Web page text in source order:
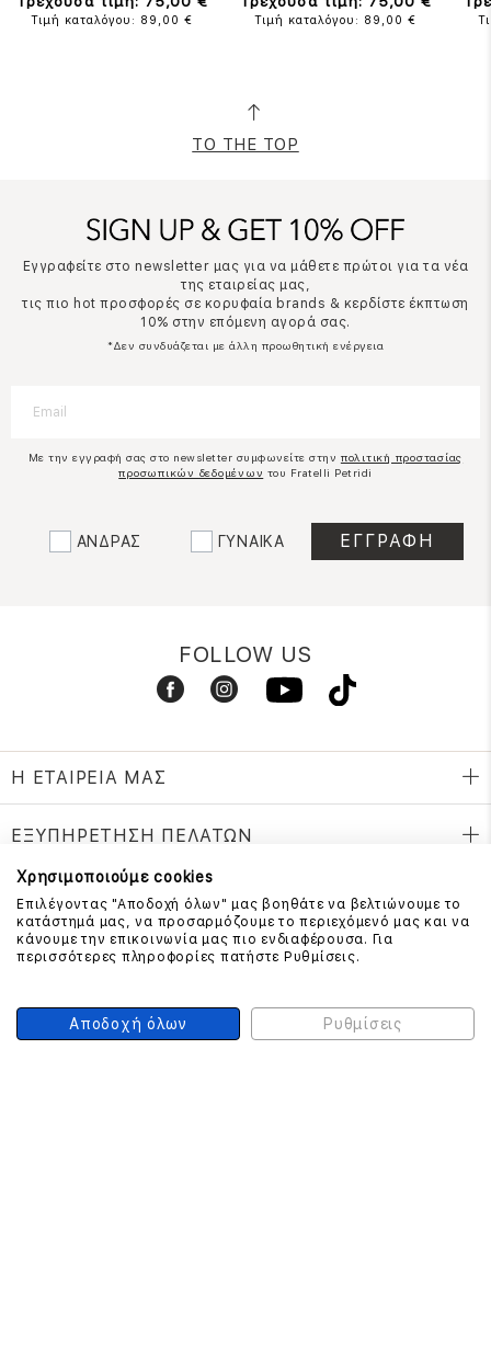
Τιμή καταλόγου: 89,00 € Τιμή καταλόγου: 89,00 €
TO THE TOP
Εγγραφείτε στο newsletter μας για να μάθετε πρώτοι για τα νέα
της εταιρείας μας,
τις πιο hot προσφορές σε κορυφαία brands & κερδίστε έκπτωση
10% στην επόμενη αγορά σας.
*Δεν συνδυάζεται με άλλη προωθητική ενέργεια
Με την εγγραφή σας στο newsletter συμφωνείτε στην πολιτική προστασίας
προσωπικών δεδομένων του Fratelli Petridi
ΑΝΔΡΑΣ ΓΥΝΑΙΚΑ
FOLLOW US
Η ΕΤΑΙΡΕΙΑ ΜΑΣ
ΕΞΥΠΗΡΕΤΗΣΗ ΠΕΛΑΤΩΝ
ΕΠΙΚΟΙΝΩΝΗΣΤΕ ΜΑΖΙ ΜΑΣ
210 999 4510
Χρησιμοποιούμε cookies
Επιλέγοντας "Αποδοχή όλων" μας βοηθάτε να βελτιώνουμε το
κατάστημά μας, να προσαρμόζουμε το περιεχόμενό μας και να
κάνουμε την επικοινωνία μας πιο ενδιαφέρουσα. Για
περισσότερες πληροφορίες πατήστε Ρυθμίσεις.
Αποδοχή όλων Ρυθμίσεις